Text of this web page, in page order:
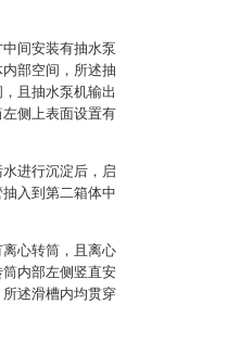
间安装有抽水泵
部空间，所述抽
且抽水泵机输出
侧上表面设置有
进行沉淀后，启
入到第二箱体中
心转筒，且离心
内部左侧竖直安
述滑槽内均贯穿